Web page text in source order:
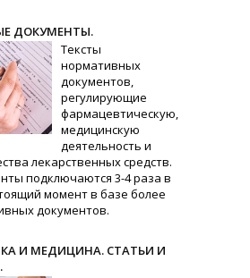
ДОКУМЕНТЫ.
Тексты
нормативных
документов,
регулирующие
фармацевтическую,
медицинскую
деятельность и
лекарственных средств.
подключаются 3-4 раза в
момент в базе более
документов.
И МЕДИЦИНА. СТАТЬИ И